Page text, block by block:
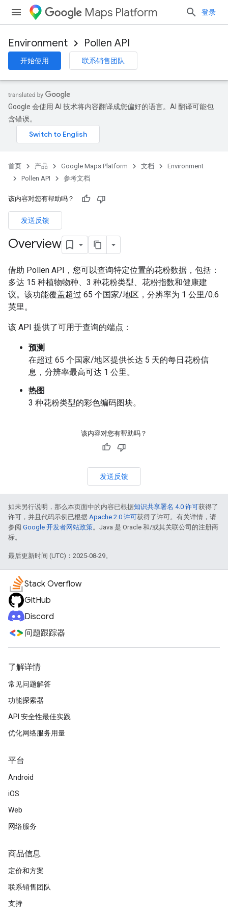
Maps Platform 登录
Environment Pollen API
开始使用 联系销售团队
Google 会使用 AI 技术将内容翻译成您偏好的语言。AI 翻译可能包
含错误。
首页 产品 Google Maps Platform 文档
Environment
Pollen API
参考文档
该内容对您有帮助吗？
发送反馈
Overview
借助 Pollen API，您可以查询特定位置的花粉数据，包括：
多达 15 种植物物种、3 种花粉类型、花粉指数和健康建
议。该功能覆盖超过 65 个国家/地区，分辨率为 1 公里/0.6
英里。
该 API 提供了可用于查询的端点：
预测
在超过 65 个国家/地区提供长达 5 天的每日花粉信
息，分辨率最高可达 1 公里。
热图
3 种花粉类型的彩色编码图块。
该内容对您有帮助吗？
发送反馈
如未另行说明，那么本页面中的内容已根据知识共享署名 4.0 许可获得了
许可，并且代码示例已根据 Apache 2.0 许可获得了许可。有关详情，请
参阅 Google 开发者网站政策。Java 是 Oracle 和/或其关联公司的注册商
标。
最后更新时间 (UTC)：2025-08-29。
Stack Overflow
GitHub
Discord
问题跟踪器
了解详情
常见问题解答
功能探索器
API 安全性最佳实践
优化网络服务用量
平台
Android
iOS
Web
网络服务
商品信息
定价和方案
联系销售团队
支持